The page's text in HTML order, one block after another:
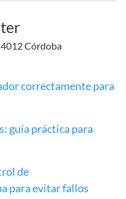
Córdoba
correctamente para
guía práctica para
de
para evitar fallos